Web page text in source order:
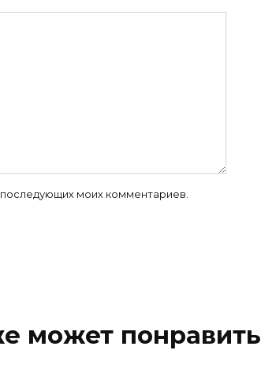
моих комментариев.
может